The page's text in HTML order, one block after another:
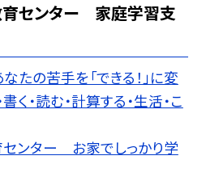
センター 家庭学習支
たの苦手を「できる！」に変
く・読む・計算する・生活・こ
センター お家でしっかり学